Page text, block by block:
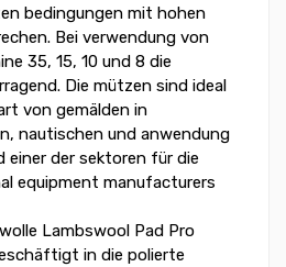
bedingungen mit hohen
Bei verwendung von
35, 15, 10 und 8 die
Die mützen sind ideal
von gemälden in
nautischen und anwendung
einer der sektoren für die
equipment manufacturers
Lambswool Pad Pro
in die polierte